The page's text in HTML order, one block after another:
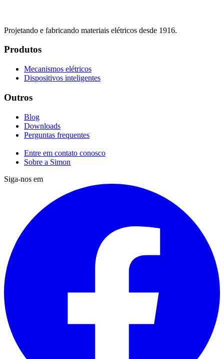
Projetando e fabricando materiais elétricos desde 1916.
Produtos
Mecanismos elétricos
Dispositivos inteligentes
Outros
Blog
Downloads
Perguntas frequentes
Entre em contato conosco
Sobre a Simon
Siga-nos em